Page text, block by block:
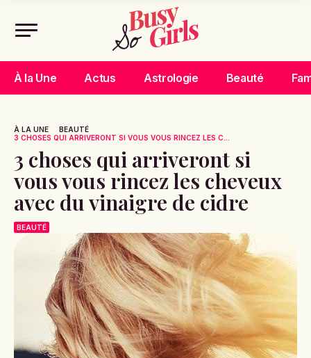
À la Une Actus Astrologie Beauté
À LA UNE
BEAUTÉ
3 CHOSES QUI ARRIVERONT SI VOUS VOUS RINCEZ LES C...
3 choses qui arriveront si
vous vous rincez les cheveux
avec du vinaigre de cidre
BEAUTÉ